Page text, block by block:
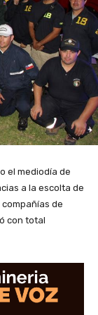
el mediodía de
a la escolta de
compañías de
con total